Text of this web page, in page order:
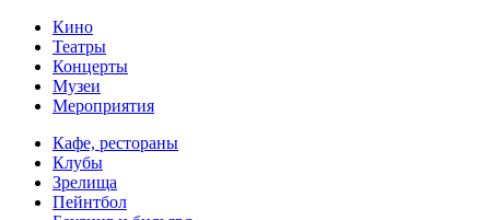
Кино
Театры
Концерты
Музеи
Мероприятия
Кафе, рестораны
Клубы
Зрелища
Пейнтбол